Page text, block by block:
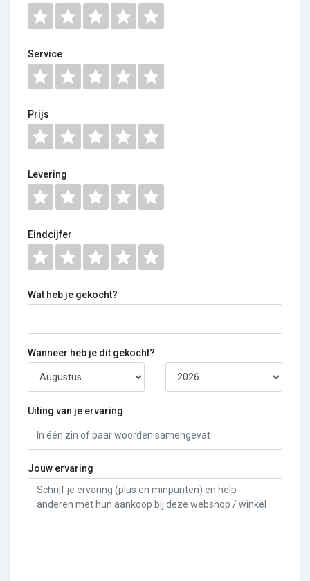
Service
Prijs
Levering
Eindcijfer
Wat heb je gekocht?
Wanneer heb je dit gekocht?
Uiting van je ervaring
Jouw ervaring